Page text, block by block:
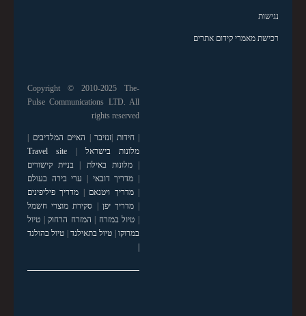
נגישות
רכישת מאמרי קידום אתרים
Copyright © 2010-2025 The-
Pulse Communications LTD. All
rights reserved
|חידות |זנזיבר | האיים המלדיבים |
מלונות בישראל |
Travel site
|מלונות באילת | בניית קישורים
| מדריך דובאי | ערי בירה בעולם
|מדריך ויטנאם | מדריך פיליפינים
|מדריך יפן | סקירת מוצרי חשמל
| טיול במזרח | המזרח הרחוק| טיול
במרוקו| טיול בתאילנד| טיול בהולנד
|